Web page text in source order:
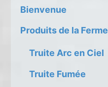
Bienvenue
Produits de la Ferme
Truite Arc en Ciel
Truite Fumée